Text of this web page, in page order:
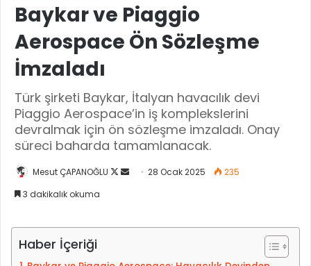
Baykar ve Piaggio
Aerospace Ön Sözleşme
İmzaladı
Türk şirketi Baykar, İtalyan havacılık devi
Piaggio Aerospace’in iş komplekslerini
devralmak için ön sözleşme imzaladı. Onay
süreci baharda tamamlanacak.
Mesut ÇAPANOĞLU
X
28 Ocak 2025
235
3 dakikalık okuma
Haber İçeriği